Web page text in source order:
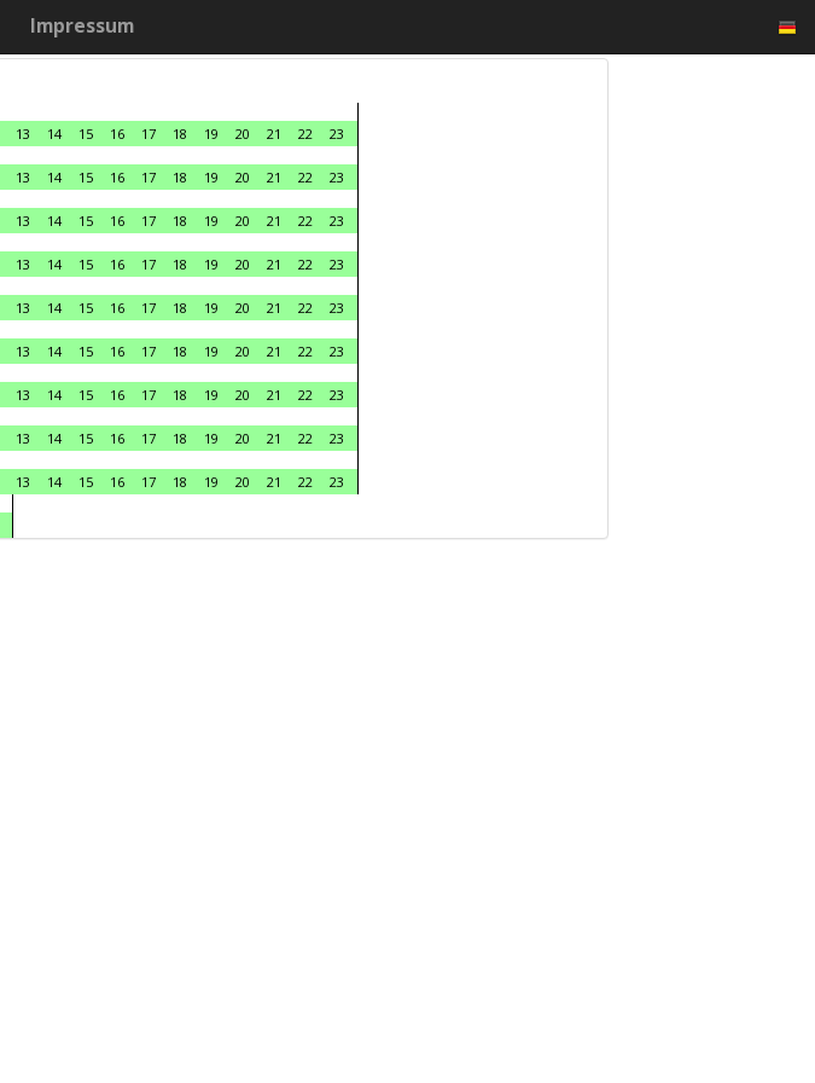
Impressum
13 14 15 16 17 18 19 20 21 22
23
13 14 15 16 17 18 19 20 21 22
23
13 14 15 16 17 18 19 20 21 22
23
13 14 15 16 17 18 19 20 21 22
23
13 14 15 16 17 18 19 20 21 22
23
13 14 15 16 17 18 19 20 21 22
23
13 14 15 16 17 18 19 20 21 22
23
13 14 15 16 17 18 19 20 21 22
23
13 14 15 16 17 18 19 20 21 22
23